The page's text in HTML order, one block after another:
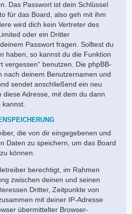
Das Passwort ist dein Schlüssel
für das Board, also geh mit ihm
wird dich kein Vertreter des
oder ein Dritter
Passwort fragen. Solltest du
haben, so kannst du die Funktion
vergessen“ benutzen. Die phpBB-
nach deinem Benutzernamen und
sendet anschließend ein neu
diese Adresse, mit dem du dann
kannst.
die von dir eingegebenen und
Daten zu speichern, um das Board
können.
berechtigt, im Rahmen
zwischen deinen und seinen
Dritter, Zeitpunkte von
mit deiner IP-Adresse
übermittelter Browser-